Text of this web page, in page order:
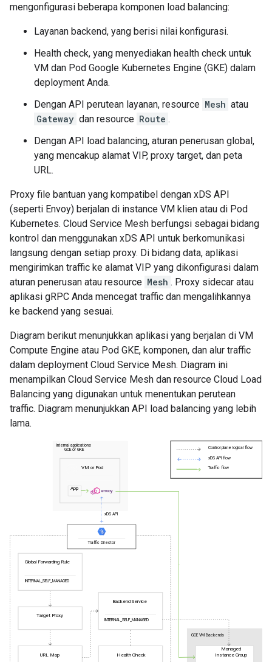
mengonfigurasi beberapa komponen load balancing:
Layanan backend, yang berisi nilai konfigurasi.
Health check, yang menyediakan health check untuk
VM dan Pod Google Kubernetes Engine (GKE) dalam
deployment Anda.
Dengan API perutean layanan, resource Mesh atau
Gateway dan resource Route .
Dengan API load balancing, aturan penerusan global,
yang mencakup alamat VIP, proxy target, dan peta
URL.
Proxy file bantuan yang kompatibel dengan xDS API
(seperti Envoy) berjalan di instance VM klien atau di Pod
Kubernetes. Cloud Service Mesh berfungsi sebagai bidang
kontrol dan menggunakan xDS API untuk berkomunikasi
langsung dengan setiap proxy. Di bidang data, aplikasi
mengirimkan traffic ke alamat VIP yang dikonfigurasi dalam
aturan penerusan atau resource Mesh . Proxy sidecar atau
aplikasi gRPC Anda mencegat traffic dan mengalihkannya
ke backend yang sesuai.
Diagram berikut menunjukkan aplikasi yang berjalan di VM
Compute Engine atau Pod GKE, komponen, dan alur traffic
dalam deployment Cloud Service Mesh. Diagram ini
menampilkan Cloud Service Mesh dan resource Cloud Load
Balancing yang digunakan untuk menentukan perutean
traffic. Diagram menunjukkan API load balancing yang lebih
lama.